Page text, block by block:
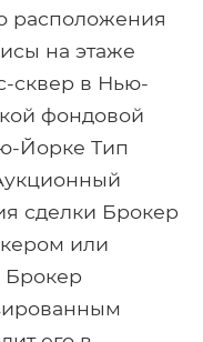
расположения
на этаже
сквер в Нью-
фондовой
Йорке Тип
сделки Брокер
или
Брокер